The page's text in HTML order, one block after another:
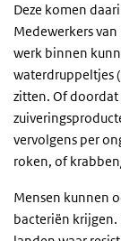
Deze komen
Medewerkers van
werk binnen
waterdruppeltjes
zitten. Of
vervolgens per
roken, of
Mensen kunnen
bacteriën krijgen.